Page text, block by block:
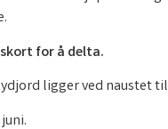
for å delta.
ligger ved